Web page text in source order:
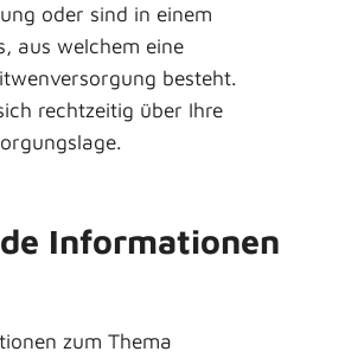
oder sind in einem
aus welchem eine
besteht.
rechtzeitig über Ihre
Informationen
zum Thema